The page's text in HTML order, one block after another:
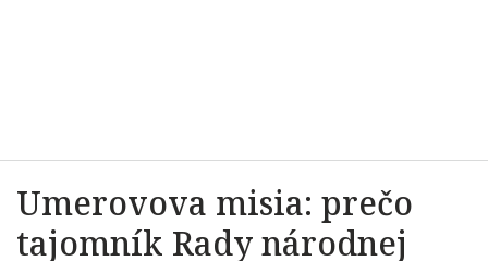
Umerovova misia: prečo
tajomník Rady národnej